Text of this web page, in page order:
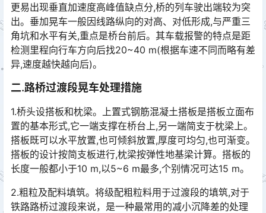
更易出现垂直加速度高峰值缺点分,桥的列车驶出端较为突
出。垂加晃车一般因线路纵向的对高、对低形成,与严重三
角坑和水平有关,重点是桥台前后。其车载报警的特点是距
检测里程向行车方向后找20~40 m(根据车速不同而略有差
异,速度越快越向后)。󠅅󠅃󠄵󠅂󠄪󠇖󠆨󠆨󠇕󠆞󠆒󠅬󠇘󠆭󠆘󠇙󠆝󠅵󠇗󠆭󠆁󠄐󠇗󠅹󠅸󠇖󠆍󠅳󠇖󠅹󠅰󠇖󠆌󠅹
二.路桥过渡段晃车处理措施
1.桥头设搭板和枕梁。上置式钢筋混凝土搭板是搭板立面布
置的基本形式,它一端支撑在桥台上,另一端简支于枕梁上。
搭板既可以水平放置,也可倾斜放置,厚度可均匀,也可渐变。
搭板的设计按简支板进行,枕梁按弹性地基梁计算。搭板的
长度一般都小于10 m,以5~6 m最多,个别情况可达15 m。󠅅󠅃󠄵󠅂󠄪󠇖󠆨󠆨󠇕󠆞󠆒󠅬󠇘󠆭󠆘󠇙󠆝󠅵󠇗󠆭󠆁󠄐󠇗󠅹󠅸󠇖󠆍󠅳󠇖󠅹󠅰󠇖󠆌󠅹
2.粗粒及配料填筑。将级配粗粒料用于过渡段的填筑,对于
铁路路桥过渡段来说，是一种最常用的减小沉降差的处理